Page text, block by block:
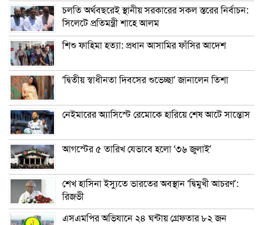
চলতি অর্থবছরেই স্থানীয় সরকারের সকল স্তরের নির্বাচন:
সিলেটে প্রতিমন্ত্রী শাহে আলম
শিশু ফাহিমা হত্যা: প্রধান আসামির ফাঁসির আদেশ
‘দ্বিতীয় স্বাধীনতা দিবসের শুভেচ্ছা’ জানালেন তিশা
নেইমারের অ্যাসিস্টে রেমোকে হারিয়ে শেষ আটে সান্তোস
আগস্টের ৫ তারিখ যেভাবে হলো ‘৩৬ জুলাই’
শেখ হাসিনা ইস্যুতে ভারতের অবস্থান ‘দ্বিমুখী আচরণ’:
রিজভী
এসএমপির অভিযানে ২৪ ঘন্টায় গ্রেফতার ৮২ জন